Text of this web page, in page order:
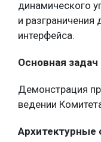
динамического
и разграничения
интерфейса.
Основная
Демонстрация
ведении
Архитектурные